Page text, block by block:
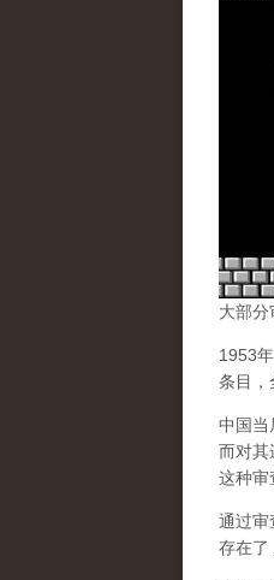
大部
1953
条目，
中国当
而对其
这种审
通过审
存在了